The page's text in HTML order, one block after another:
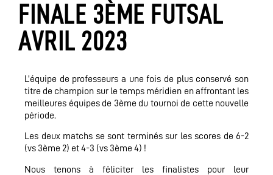
FINALE 3ÈME FUTSAL
AVRIL 2023
L’équipe de professeurs a une fois de plus conservé son
titre de champion sur le temps méridien en affrontant les
meilleures équipes de 3ème du tournoi de cette nouvelle
période.
Les deux matchs se sont terminés sur les scores de 6-2
(vs 3ème 2) et 4-3 (vs 3ème 4) !
Nous tenons à féliciter les finalistes pour leur